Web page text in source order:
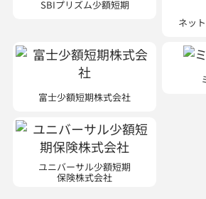
ユニバーサル少額短期
保険株式会社
ほけんの110番では、以下の商品を取り扱っていま
生命保険：医療保険、がん保険、個人年金保険、
保障保険、外貨建保険、就業不能保険、変額保険